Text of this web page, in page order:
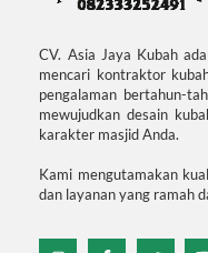
CV. Asia Jaya Kubah
mencari kontraktor
pengalaman bertahun-
mewujudkan desain
karakter masjid Anda.
Kami mengutamakan
dan layanan yang ramah